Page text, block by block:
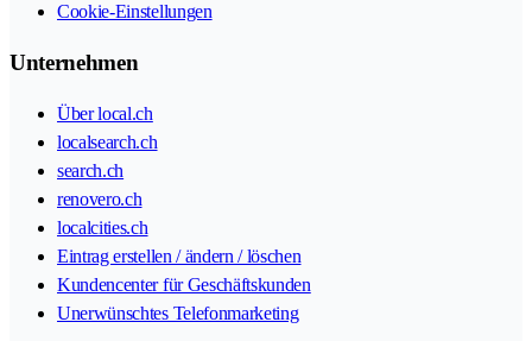
Cookie-Einstellungen
Unternehmen
Über local.ch
localsearch.ch
search.ch
renovero.ch
localcities.ch
Eintrag erstellen / ändern / löschen
Kundencenter für Geschäftskunden
Unerwünschtes Telefonmarketing